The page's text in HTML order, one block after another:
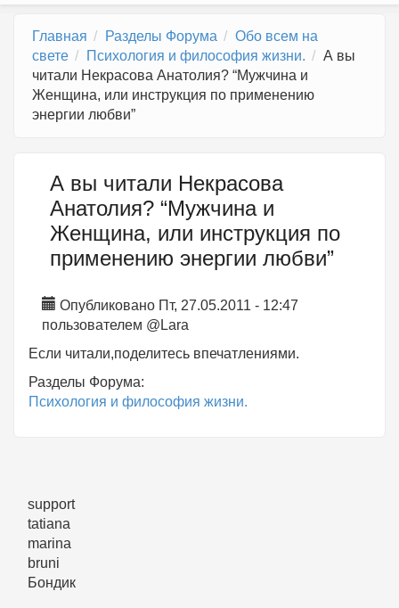
Главная Разделы Форума
Обо всем на
свете
Психология и философия жизни.
А вы
читали Некрасова Анатолия? “Мужчина и
Женщина, или инструкция по применению
энергии любви”
А вы читали Некрасова
Анатолия? “Мужчина и
Женщина, или инструкция по
применению энергии любви”
Опубликовано Пт, 27.05.2011 - 12:47
пользователем @Lara
Если читали,поделитесь впечатлениями.
Разделы Форума:
Психология и философия жизни.
support
tatiana
marina
bruni
Бондик